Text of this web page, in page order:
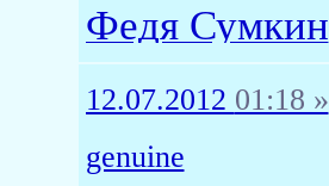
Федя Сумкин
12.07.2012 01:18 »
genuine